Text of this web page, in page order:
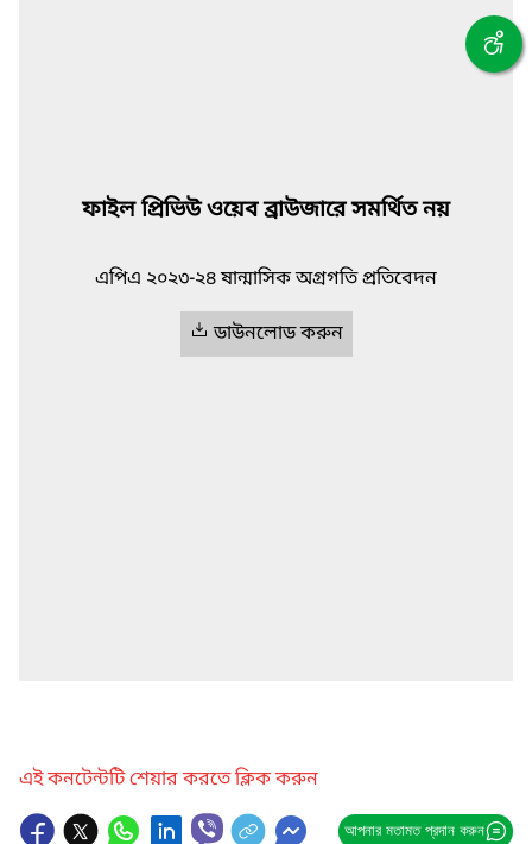
ফাইল প্রিভিউ ওয়েব ব্রাউজারে সমর্থিত নয়
এপিএ ২০২৩-২৪ ষান্মাসিক অগ্রগতি প্রতিবেদন
ডাউনলোড করুন
এই কনটেন্টটি শেয়ার করতে ক্লিক করুন
আপনার মতামত প্রদান করুন